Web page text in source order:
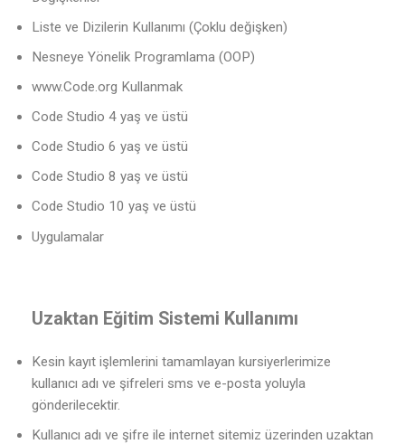
Liste ve Dizilerin Kullanımı (Çoklu değişken)
Nesneye Yönelik Programlama (OOP)
www.Code.org Kullanmak
Code Studio 4 yaş ve üstü
Code Studio 6 yaş ve üstü
Code Studio 8 yaş ve üstü
Code Studio 10 yaş ve üstü
Uygulamalar
Uzaktan Eğitim Sistemi Kullanımı
Kesin kayıt işlemlerini tamamlayan kursiyerlerimize
kullanıcı adı ve şifreleri sms ve e-posta yoluyla
gönderilecektir.
Kullanıcı adı ve şifre ile internet sitemiz üzerinden uzaktan